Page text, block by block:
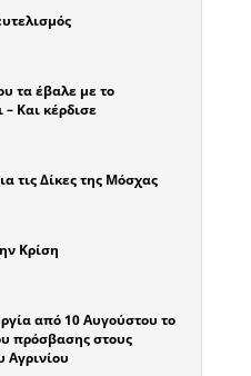
τα έβαλε με το
– Και κέρδισε
τις Δίκες της Μόσχας
Κρίση
από 10 Αυγούστου το
πρόσβασης στους
Αγρινίου